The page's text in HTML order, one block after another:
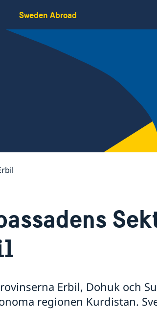
Sweden Abroad
Erbil, Dohuk och
regionen Kurdistan.